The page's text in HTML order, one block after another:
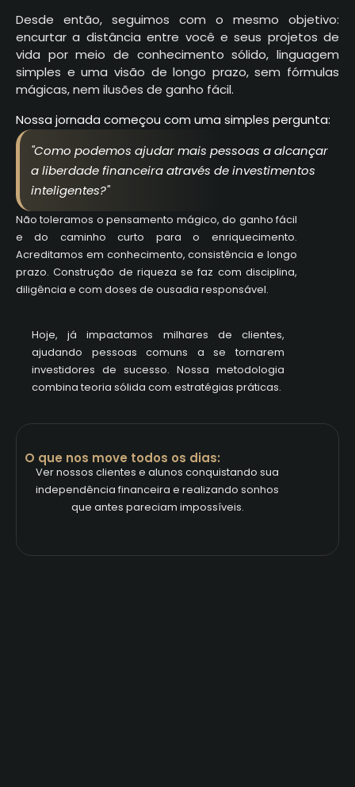
Desde então, seguimos com o mesmo objetivo:
encurtar a distância entre você e seus projetos de
vida por meio de conhecimento sólido, linguagem
simples e uma visão de longo prazo, sem fórmulas
mágicas, nem ilusões de ganho fácil.
Nossa jornada começou com uma simples pergunta:
"Como podemos ajudar mais pessoas a alcançar
a liberdade financeira através de investimentos
inteligentes?"
Não toleramos o pensamento mágico, do ganho fácil
e do caminho curto para o enriquecimento.
Acreditamos em conhecimento, consistência e longo
prazo. Construção de riqueza se faz com disciplina,
diligência e com doses de ousadia responsável.
Hoje, já impactamos milhares de clientes,
ajudando pessoas comuns a se tornarem
investidores de sucesso. Nossa metodologia
combina teoria sólida com estratégias práticas.
O que nos move todos os dias:
Ver nossos clientes e alunos conquistando sua
independência financeira e realizando sonhos
que antes pareciam impossíveis.